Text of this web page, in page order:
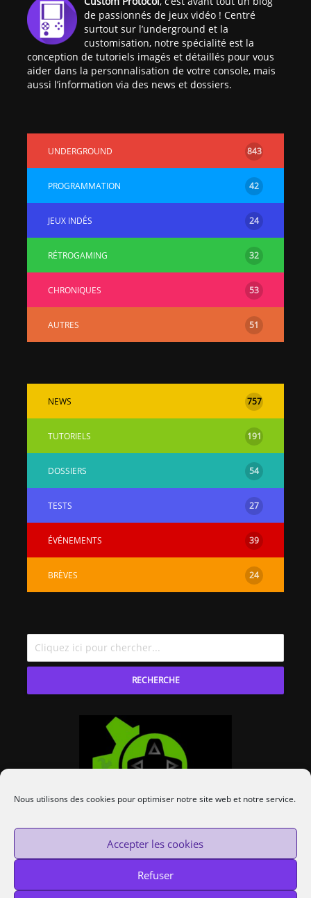
Nous utilisons des cookies pour optimiser notre site web et notre service.
Accepter les cookies
Refuser
de passionnés de jeux vidéo ! Centré
surtout sur l’underground et la
customisation, notre spécialité est la
conception de tutoriels imagés et détaillés pour vous
aider dans la personnalisation de votre console, mais
aussi l’information via des news et dossiers.
UNDERGROUND 843
PROGRAMMATION 42
JEUX INDÉS 24
RÉTROGAMING 32
CHRONIQUES 53
AUTRES 51
NEWS 757
TUTORIELS 191
DOSSIERS 54
TESTS 27
ÉVÉNEMENTS 39
BRÈVES 24
RECHERCHE